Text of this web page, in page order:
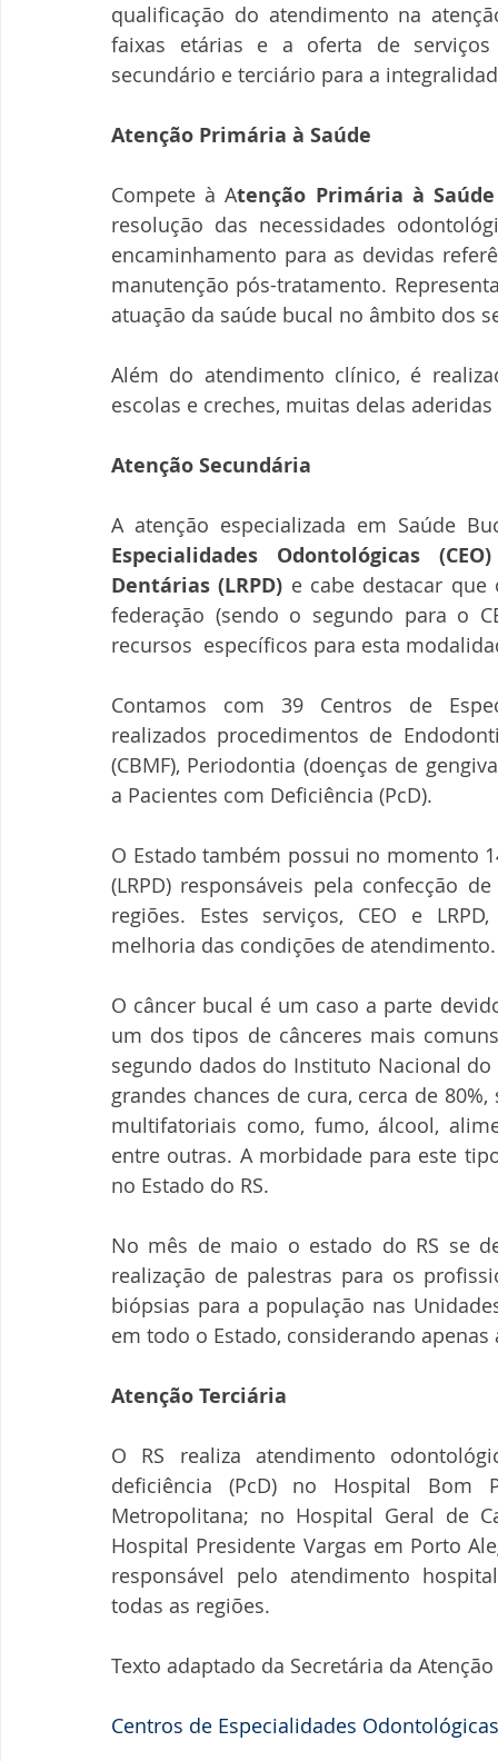
qualificação do atendimento na
faixas etárias e a oferta de
secundário e terciário para a
Atenção Primária à Saúde
Compete à Atenção Primária à
resolução das necessidades
encaminhamento para as devidas
manutenção pós-tratamento.
atuação da saúde bucal no âmbito dos
Além do atendimento clínico, é
escolas e creches, muitas delas
Atenção Secundária
A atenção especializada em Saúde
Especialidades Odontológicas
Dentárias (LRPD) e cabe destacar
federação (sendo o segundo para o
recursos  específicos para esta
Contamos com 39 Centros de
realizados procedimentos de
(CBMF), Periodontia (doenças de
a Pacientes com Deficiência (PcD).
O Estado também possui no momento
(LRPD) responsáveis pela confecção
regiões. Estes serviços, CEO e
melhoria das condições de atendimento.
O câncer bucal é um caso a parte
um dos tipos de cânceres mais
segundo dados do Instituto Nacional do
grandes chances de cura, cerca de
multifatoriais como, fumo, álcool,
entre outras. A morbidade para este
no Estado do RS.
No mês de maio o estado do RS se
realização de palestras para os
biópsias para a população nas
em todo o Estado, considerando apenas
Atenção Terciária
O RS realiza atendimento
deficiência (PcD) no Hospital Bom
Metropolitana; no Hospital Geral de
Hospital Presidente Vargas em Porto
responsável pelo atendimento
todas as regiões.
Texto adaptado da Secretária da
Centros de Especialidades